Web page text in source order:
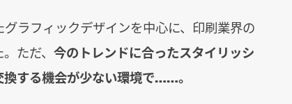
ラフィックデザインを中心に、印刷業界の
ただ、 今のトレンドに合ったスタイリッシ
する機会が少ない環境で……。